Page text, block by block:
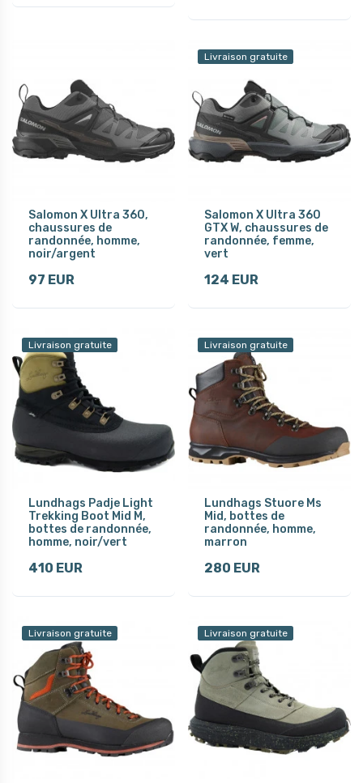
Salomon X Ultra 360,
chaussures de
randonnée, homme,
noir/argent
97 EUR
Livraison gratuite
Salomon X Ultra 360
GTX W, chaussures de
randonnée, femme,
vert
124 EUR
Livraison gratuite
Lundhags Padje Light
Trekking Boot Mid M,
bottes de randonnée,
homme, noir/vert
410 EUR
Livraison gratuite
Lundhags Stuore Ms
Mid, bottes de
randonnée, homme,
marron
280 EUR
Livraison gratuite Livraison gratuite